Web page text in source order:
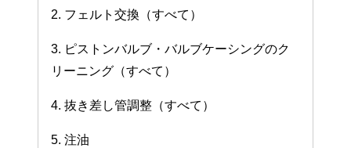
2. フェルト交換（すべて）
3. ピストンバルブ・バルブケーシングのク
リーニング（すべて）
4. 抜き差し管調整（すべて）
5. 注油